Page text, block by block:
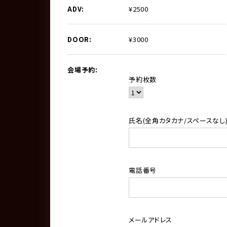
ADV: ¥2500
DOOR: ¥3000
会場予約:
予約枚数
氏名(全角カタカナ/スペースなし
電話番号
メールアドレス